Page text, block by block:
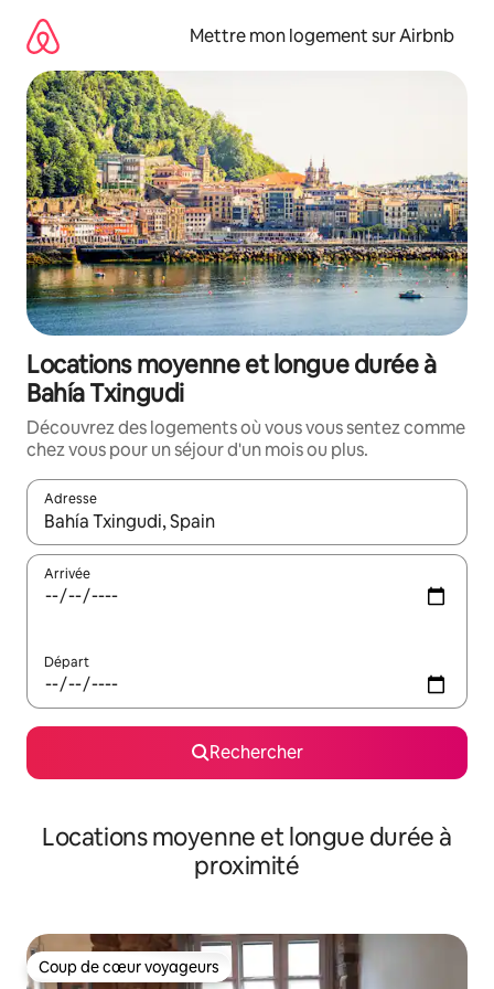
directement
contenu
Mettre mon logement sur Airbnb
Locations moyenne et longue durée à
Bahía Txingudi
Découvrez des logements où vous vous sentez comme
chez vous pour un séjour d'un mois ou plus.
Adresse
Lorsque les résultats s'affichent, utilisez les flèches vers le
Arrivée
Départ
Rechercher
Locations moyenne et longue durée à
proximité
Coup de cœur voyageurs
Coup de cœur voyageurs